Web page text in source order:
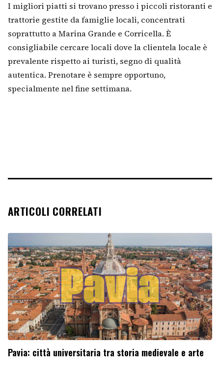
I migliori piatti si trovano presso i piccoli ristoranti e
trattorie gestite da famiglie locali, concentrati
soprattutto a Marina Grande e Corricella. È
consigliabile cercare locali dove la clientela locale è
prevalente rispetto ai turisti, segno di qualità
autentica. Prenotare è sempre opportuno,
specialmente nel fine settimana.
ARTICOLI CORRELATI
Pavia: città universitaria tra storia medievale e arte